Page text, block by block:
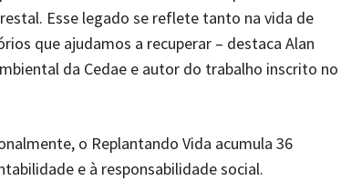
Esse legado se reflete tanto na vida de
que ajudamos a recuperar – destaca Alan
da Cedae e autor do trabalho inscrito no
o Replantando Vida acumula 36
e à responsabilidade social.